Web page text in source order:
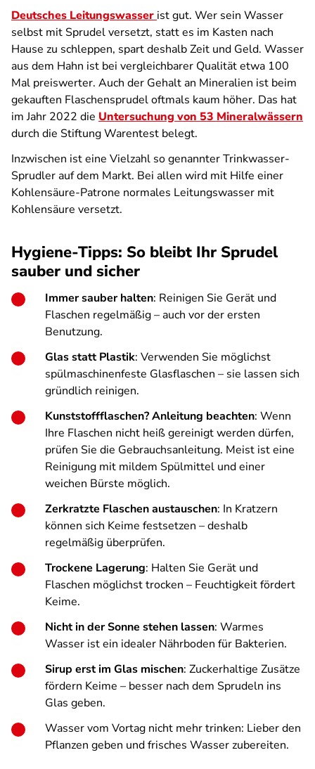
Deutsches Leitungswasser ist gut. Wer sein Wasser
selbst mit Sprudel versetzt, statt es im Kasten nach
Hause zu schleppen, spart deshalb Zeit und Geld. Wasser
aus dem Hahn ist bei vergleichbarer Qualität etwa 100
Mal preiswerter. Auch der Gehalt an Mineralien ist beim
gekauften Flaschensprudel oftmals kaum höher. Das hat
im Jahr 2022 die Untersuchung von 53 Mineralwässern
durch die Stiftung Warentest belegt.
Inzwischen ist eine Vielzahl so genannter Trinkwasser-
Sprudler auf dem Markt. Bei allen wird mit Hilfe einer
Kohlensäure-Patrone normales Leitungswasser mit
Kohlensäure versetzt.
Hygiene-Tipps: So bleibt Ihr Sprudel
sauber und sicher
Immer sauber halten: Reinigen Sie Gerät und
Flaschen regelmäßig – auch vor der ersten
Benutzung.
Glas statt Plastik: Verwenden Sie möglichst
spülmaschinenfeste Glasflaschen – sie lassen sich
gründlich reinigen.
Kunststoffflaschen? Anleitung beachten: Wenn
Ihre Flaschen nicht heiß gereinigt werden dürfen,
prüfen Sie die Gebrauchsanleitung. Meist ist eine
Reinigung mit mildem Spülmittel und einer
weichen Bürste möglich.
Zerkratzte Flaschen austauschen: In Kratzern
können sich Keime festsetzen – deshalb
regelmäßig überprüfen.
Trockene Lagerung: Halten Sie Gerät und
Flaschen möglichst trocken – Feuchtigkeit fördert
Keime.
Nicht in der Sonne stehen lassen: Warmes
Wasser ist ein idealer Nährboden für Bakterien.
Sirup erst im Glas mischen: Zuckerhaltige Zusätze
fördern Keime – besser nach dem Sprudeln ins
Glas geben.
Wasser vom Vortag nicht mehr trinken: Lieber den
Pflanzen geben und frisches Wasser zubereiten.